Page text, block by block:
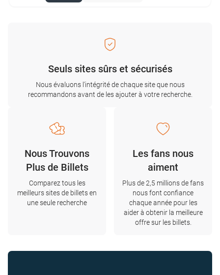
Seuls sites sûrs et sécurisés
Nous évaluons l'intégrité de chaque site que nous
recommandons avant de les ajouter à votre recherche.
Nous Trouvons
Plus de Billets
Comparez tous les
meilleurs sites de billets en
une seule recherche
Les fans nous
aiment
Plus de 2,5 millions de fans
nous font confiance
chaque année pour les
aider à obtenir la meilleure
offre sur les billets.